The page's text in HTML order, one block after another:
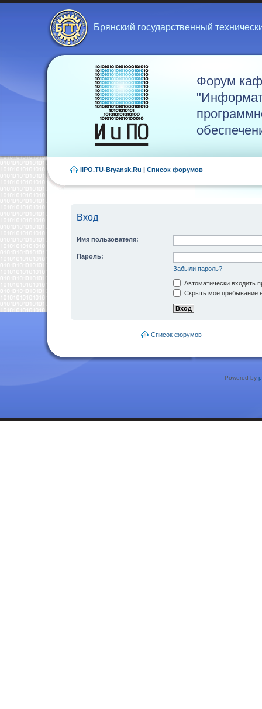
Брянский государственный
Форум
IIPO.TU-Bryansk.Ru | Список форумов
Вход
Имя пользователя:
Пароль:
Забыли пароль?
Автоматически входить
Скрыть моё пребывание
Список форумов
Powered by